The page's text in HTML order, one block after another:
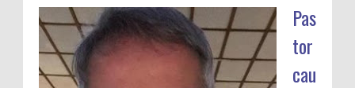
Pas
tor
cau